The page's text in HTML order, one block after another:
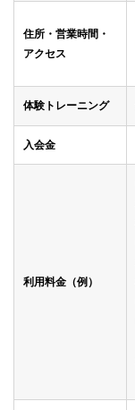
住所・営業時間・
アクセス
体験トレーニング
入会金
利用料金（例）